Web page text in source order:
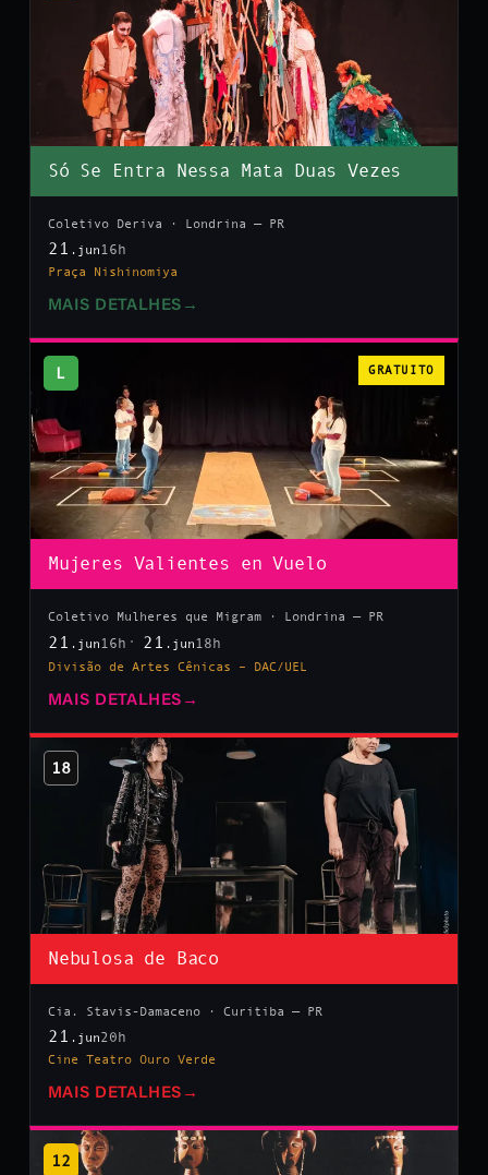
Só Se Entra Nessa Mata Duas Vezes
Coletivo Deriva · Londrina — PR
21 .jun 16h
Praça Nishinomiya
MAIS DETALHES →
L GRATUITO
Mujeres Valientes en Vuelo
Coletivo Mulheres que Migram · Londrina — PR
21 .jun 16h 21 .jun 18h
Divisão de Artes Cênicas – DAC/UEL
MAIS DETALHES →
18
Nebulosa de Baco
Cia. Stavis-Damaceno · Curitiba — PR
21 .jun20h
Cine Teatro Ouro Verde
MAIS DETALHES →
12